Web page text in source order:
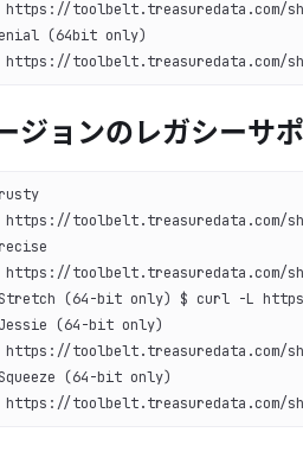
toolbelt.treasuredata.com/
(64bit only)
toolbelt.treasuredata.com/
ジョンのレガシーサ
toolbelt.treasuredata.com/
toolbelt.treasuredata.com/
Stretch (64-bit only) $ curl -L
(64-bit only)
toolbelt.treasuredata.com/
(64-bit only)
toolbelt.treasuredata.com/